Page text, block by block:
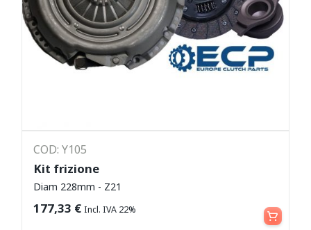
COD: Y105
Kit frizione
Diam 228mm - Z21
177,33 € Incl. IVA 22% Leggi tutto